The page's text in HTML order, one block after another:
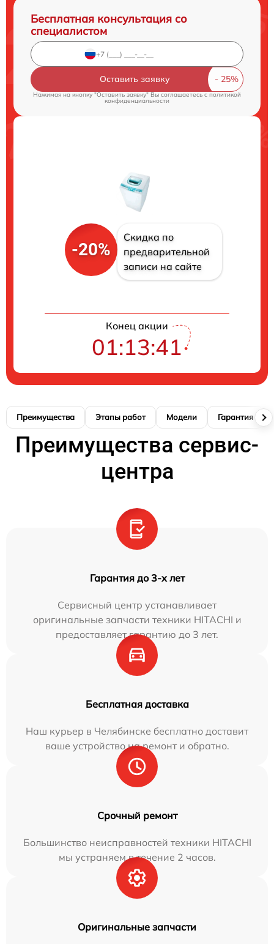
Бесплатная консультация со
специалистом
Оставить заявку
Нажимая на кнопку "Оставить заявку" Вы соглашаетесь cполитикой
конфиденциальности
-20%
Скидка по
предварительной
записи на сайте
Конец акции
01:13:40
Преимущества Этапы работ Модели Гарантия
Преимущества сервис-
центра
Гарантия до 3-х лет
Сервисный центр устанавливает
оригинальные запчасти техники HITACHI и
предоставляет гарантию до 3 лет.
Бесплатная доставка
Наш курьер в Челябинске бесплатно доставит
ваше устройство на ремонт и обратно.
Срочный ремонт
Большинство неисправностей техники HITACHI
мы устраняем в течение 2 часов.
Оригинальные запчасти